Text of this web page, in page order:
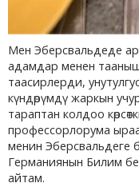
Мен Эберсвальдеде ар
адамдар менен
таасирлерди,
күндөрүмдү жаркын
тараптан колдоо
профессорлорума
менин Эберсвальдеге
Германиянын Билим
айтам.